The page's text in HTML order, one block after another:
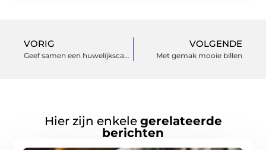
VORIG
Geef samen een huwelijkscadeau
VOLGENDE
Met gemak mooie billen
Hier zijn enkele gerelateerde
berichten